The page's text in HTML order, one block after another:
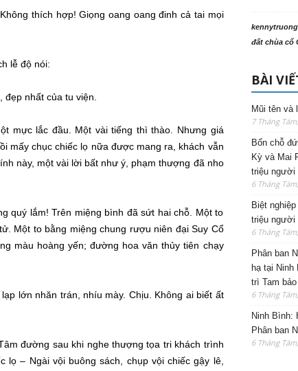
thích hợp! Giọngoang oang đinh cả tai mọi
lễ độnói:
đẹp nhất của tu viện
mực lắc đầu. Một vài tiếng thì thào. Nhưng giá
mấy chục chiếc lọ nữa được mang ra, khách vẫn
này, một vài lời bất như ý phạm thượng đã nho
quý lắm! Trên miệng bình đã sứt hai chỗ. Một to
. Một to bằng miệng chung rượu niên đạiSuy Cổ
màu hoàng yến; đường hoa vănthủy tiên chạy
lạp lớn nhăn trán, nhíu mày. Chịu. Không ai biết ất
đường sau khi nghe thượng tọa tri khách trình
lọ – Ngài vội buông sách, chụp vội chiếc gậy lê,
kennytruong
đất chùa cổ
BÀI
Mũi tên và
7 Tháng
Bốn chỗ
Kỳ và Mai
triệu người
6 Tháng
Biệt
triệu người
6 Tháng
Phân ban
hạ tại
trì Tam bảo
6 Tháng
Ninh Bình:
Phân ban
6 Tháng